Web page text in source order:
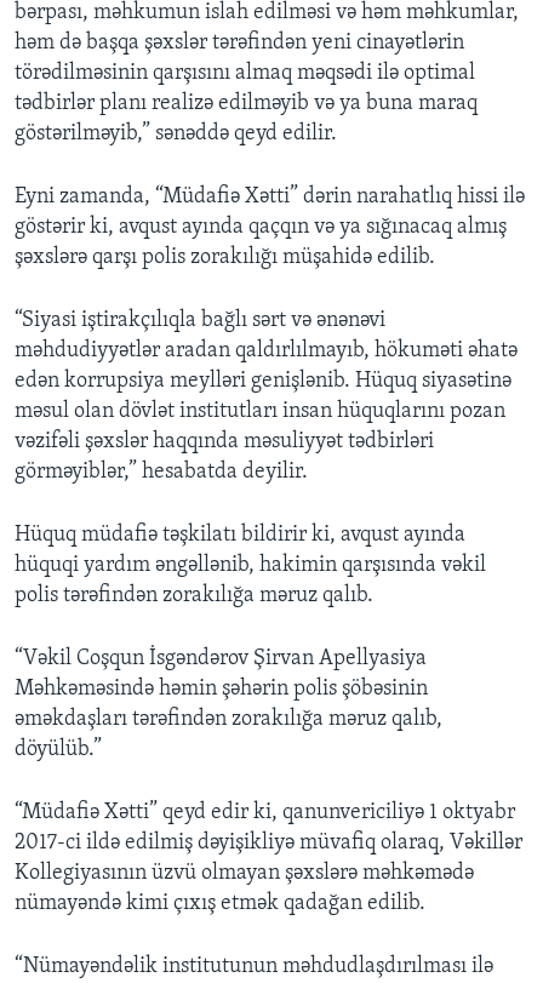
bərpası, məhkumun islah edilməsi və həm məhkumlar,
həm də başqa şəxslər tərəfindən yeni cinayətlərin
törədilməsinin qarşısını almaq məqsədi ilə optimal
tədbirlər planı realizə edilməyib və ya buna maraq
göstərilməyib,” sənəddə qeyd edilir.
Eyni zamanda, “Müdafiə Xətti” dərin narahatlıq hissi ilə
göstərir ki, avqust ayında qaçqın və ya sığınacaq almış
şəxslərə qarşı polis zorakılığı müşahidə edilib.
“Siyasi iştirakçılıqla bağlı sərt və ənənəvi
məhdudiyyətlər aradan qaldırlılmayıb, hökuməti əhatə
edən korrupsiya meylləri genişlənib. Hüquq siyasətinə
məsul olan dövlət institutları insan hüquqlarını pozan
vəzifəli şəxslər haqqında məsuliyyət tədbirləri
görməyiblər,” hesabatda deyilir.
Hüquq müdafiə təşkilatı bildirir ki, avqust ayında
hüquqi yardım əngəllənib, hakimin qarşısında vəkil
polis tərəfindən zorakılığa məruz qalıb.
“Vəkil Coşqun İsgəndərov Şirvan Apellyasiya
Məhkəməsində həmin şəhərin polis şöbəsinin
əməkdaşları tərəfindən zorakılığa məruz qalıb,
döyülüb.”
“Müdafiə Xətti” qeyd edir ki, qanunvericiliyə 1 oktyabr
2017-ci ildə edilmiş dəyişikliyə müvafiq olaraq, Vəkillər
Kollegiyasının üzvü olmayan şəxslərə məhkəmədə
nümayəndə kimi çıxış etmək qadağan edilib.
“Nümayəndəlik institutunun məhdudlaşdırılması ilə